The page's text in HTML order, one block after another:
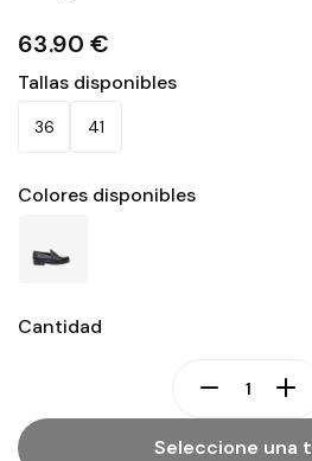
63.90 €
Tallas disponibles
36 41
Colores disponibles
Cantidad
Seleccione una